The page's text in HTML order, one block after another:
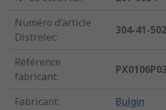
Numéro d'article
Distrelec:
304-41-502
Référence
fabricant:
Fabricant: Bulgin